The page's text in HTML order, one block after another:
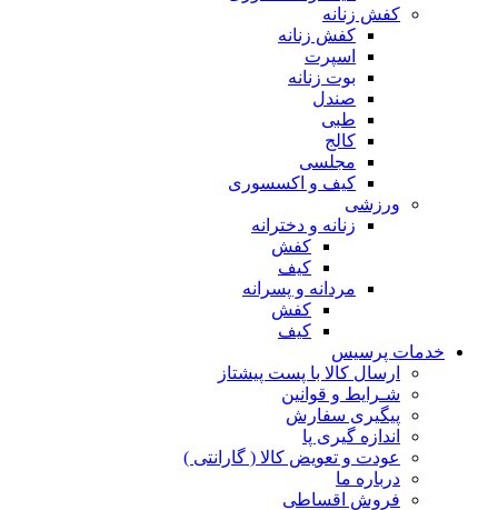
کفش زنانه
کفش زنانه
اسپرت
بوت زنانه
مجلسی
کیف و اکسسوری
ورزشی
زنانه و دخترانه
مردانه و پسرانه
پرسیس
ارسال کالا با پست پیشتاز
شـرایط و قوانین
پیگیری سفارش
اندازه گیری پا
عودت و تعویض کالا ( گارانتی )
درباره ما
فروش اقساطی